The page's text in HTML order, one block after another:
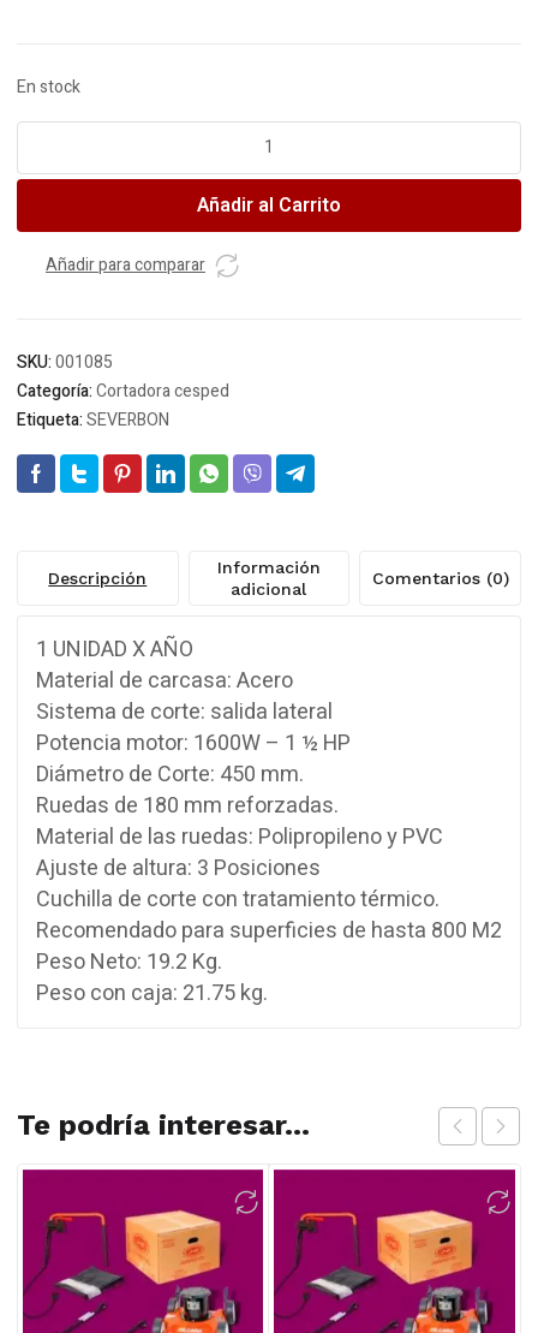
En stock
SEVERBON
cesped
1-
pos.
s/bolsa
c/acero
GS450-
Añadir al Carrito
Añadir para comparar
SKU:001085
Categoría:Cortadora cesped
Etiqueta:SEVERBON
Descripción
Información
adicional
Comentarios (0)
1 UNIDAD X AÑO
Material de carcasa: Acero
Sistema de corte: salida lateral
Potencia motor: 1600W – 1 ½ HP
Diámetro de Corte: 450 mm.
Ruedas de 180 mm reforzadas.
Material de las ruedas: Polipropileno y PVC
Ajuste de altura: 3 Posiciones
Cuchilla de corte con tratamiento térmico.
Recomendado para superficies de hasta 800 M2
Peso Neto: 19.2 Kg.
Peso con caja: 21.75 kg.
Te podría interesar...